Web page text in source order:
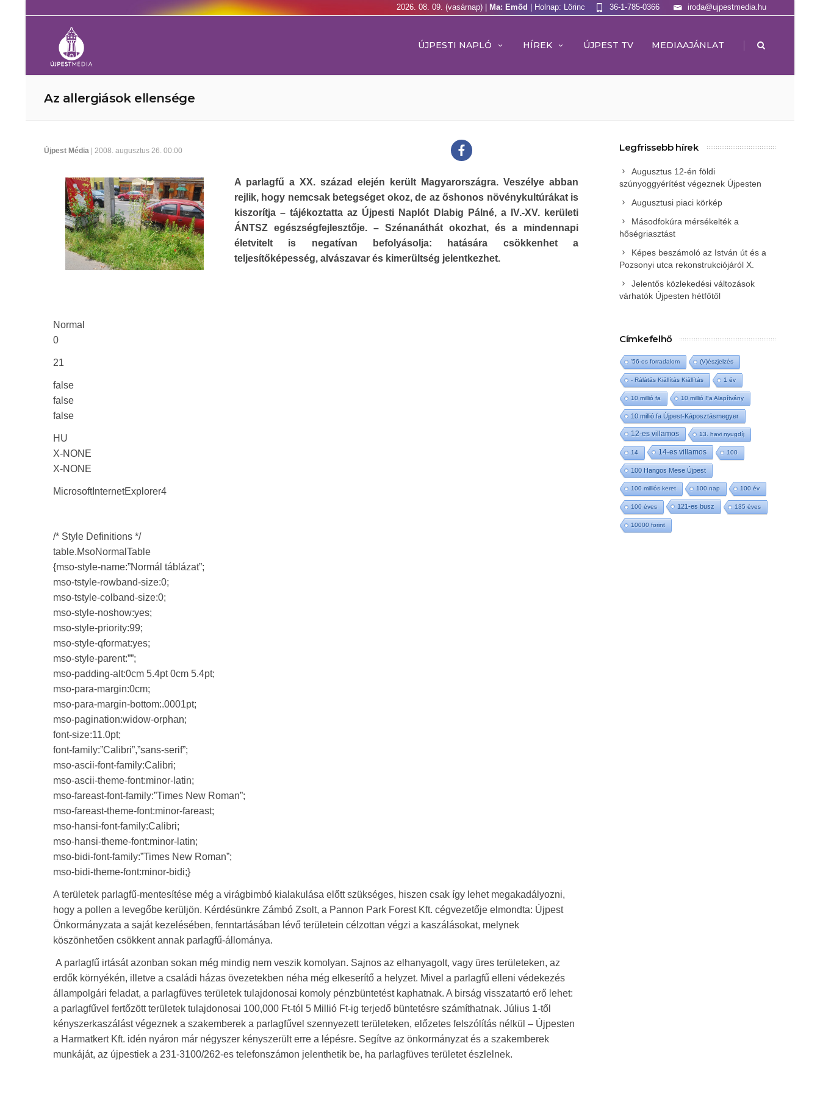
2026. 08. 09. (vasárnap) | Ma: Emõd | Holnap: Lörinc iroda@ujpestmedia.hu
36-1-785-0366
ÚJPESTI NAPLÓ HÍREK ÚJPEST TV MEDIAAJÁNLAT |
Az allergiások ellensége
Újpest Média | 2008. augusztus 26. 00:00
A parlagfű a XX. század elején került Magyarországra. Veszélye abban
rejlik, hogy nemcsak betegséget okoz, de az őshonos növénykultúrákat is
kiszorítja – tájékoztatta az Újpesti Naplót Dlabig Pálné, a IV.-XV. kerületi
ÁNTSZ egészségfejlesztője. – Szénanáthát okozhat, és a mindennapi
életvitelt is negatívan befolyásolja: hatására csökkenhet a
teljesítőképesség, alvászavar és kimerültség jelentkezhet.
Normal
0
21
false
false
false
HU
X-NONE
X-NONE
MicrosoftInternetExplorer4
/* Style Definitions */
table.MsoNormalTable
{mso-style-name:”Normál táblázat”;
mso-tstyle-rowband-size:0;
mso-tstyle-colband-size:0;
mso-style-noshow:yes;
mso-style-priority:99;
mso-style-qformat:yes;
mso-style-parent:””;
mso-padding-alt:0cm 5.4pt 0cm 5.4pt;
mso-para-margin:0cm;
mso-para-margin-bottom:.0001pt;
mso-pagination:widow-orphan;
font-size:11.0pt;
font-family:”Calibri”,”sans-serif”;
mso-ascii-font-family:Calibri;
mso-ascii-theme-font:minor-latin;
mso-fareast-font-family:”Times New Roman”;
mso-fareast-theme-font:minor-fareast;
mso-hansi-font-family:Calibri;
mso-hansi-theme-font:minor-latin;
mso-bidi-font-family:”Times New Roman”;
mso-bidi-theme-font:minor-bidi;}
A területek parlagfű-mentesítése még a virágbimbó kialakulása előtt szükséges, hiszen csak így lehet megakadályozni,
hogy a pollen a levegőbe kerüljön. Kérdésünkre Zámbó Zsolt, a Pannon Park Forest Kft. cégvezetője elmondta: Újpest
Önkormányzata a saját kezelésében, fenntartásában lévő területein célzottan végzi a kaszálásokat, melynek
köszönhetően csökkent annak parlagfű-állománya.
A parlagfű irtását azonban sokan még mindig nem veszik komolyan. Sajnos az elhanyagolt, vagy üres területeken, az
erdők környékén, illetve a családi házas övezetekben néha még elkeserítő a helyzet. Mivel a parlagfű elleni védekezés
állampolgári feladat, a parlagfüves területek tulajdonosai komoly pénzbüntetést kaphatnak. A birság visszatartó erő lehet:
a parlagfűvel fertőzött területek tulajdonosai 100,000 Ft-tól 5 Millió Ft-ig terjedő büntetésre számíthatnak. Július 1-től
kényszerkaszálást végeznek a szakemberek a parlagfűvel szennyezett területeken, előzetes felszólítás nélkül – Újpesten
a Harmatkert Kft. idén nyáron már négyszer kényszerült erre a lépésre. Segítve az önkormányzat és a szakemberek
munkáját, az újpestiek a 231-3100/262-es telefonszámon jelenthetik be, ha parlagfüves területet észlelnek.
Legfrissebb hírek
Augusztus 12-én földi
szúnyoggyérítést végeznek Újpesten
Augusztusi piaci körkép
Másodfokúra mérsékelték a
hőségriasztást
Képes beszámoló az István út és a
Pozsonyi utca rekonstrukciójáról X.
Jelentős közlekedési változások
várhatók Újpesten hétfőtől
Címkefelhő
'56-os forradalom (V)észjelzés
- Rálátás Kiállítás Kiállítás 1 év
10 millió fa 10 millió Fa Alapítvány
10 millió fa Újpest-Káposztásmegyer
12-es villamos 13. havi nyugdíj
14 14-es villamos 100
100 Hangos Mese Újpest
100 milliós keret 100 nap 100 év
100 éves 121-es busz 135 éves
10000 forint